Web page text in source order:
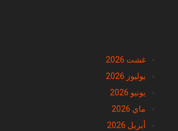
غشت 2026
يوليوز 2026
يونيو 2026
ماي 2026
أبريل 2026